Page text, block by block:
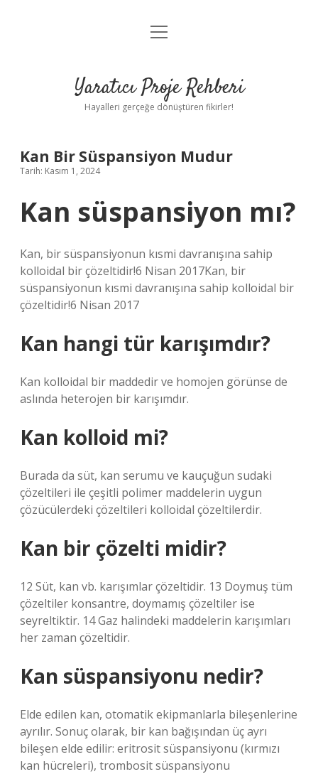
Anasayfa
Yasal Uyarı
menüyü
Yaratıcı Proje Rehberi
Hayalleri gerçeğe dönüştüren fikirler!
Kan Bir Süspansiyon Mudur
Tarih: Kasım 1, 2024
Kan süspansiyon mı?
Kan, bir süspansiyonun kısmi davranışına sahip
kolloidal bir çözeltidir!6 Nisan 2017Kan, bir
süspansiyonun kısmi davranışına sahip kolloidal bir
çözeltidir!6 Nisan 2017
Kan hangi tür karışımdır?
Kan kolloidal bir maddedir ve homojen görünse de
aslında heterojen bir karışımdır.
Kan kolloid mi?
Burada da süt, kan serumu ve kauçuğun sudaki
çözeltileri ile çeşitli polimer maddelerin uygun
çözücülerdeki çözeltileri kolloidal çözeltilerdir.
Kan bir çözelti midir?
12 Süt, kan vb. karışımlar çözeltidir. 13 Doymuş tüm
çözeltiler konsantre, doymamış çözeltiler ise
seyreltiktir. 14 Gaz halindeki maddelerin karışımları
her zaman çözeltidir.
Kan süspansiyonu nedir?
Elde edilen kan, otomatik ekipmanlarla bileşenlerine
ayrılır. Sonuç olarak, bir kan bağışından üç ayrı
bileşen elde edilir: eritrosit süspansiyonu (kırmızı
kan hücreleri), trombosit süspansiyonu